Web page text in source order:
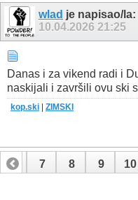
wlad je napisao/la:
10.04.2026 21:25
Danas i za vikend radi i
naskijali i završili ovu ski
kop.ski ZIMSKI
6 7 8 9 10